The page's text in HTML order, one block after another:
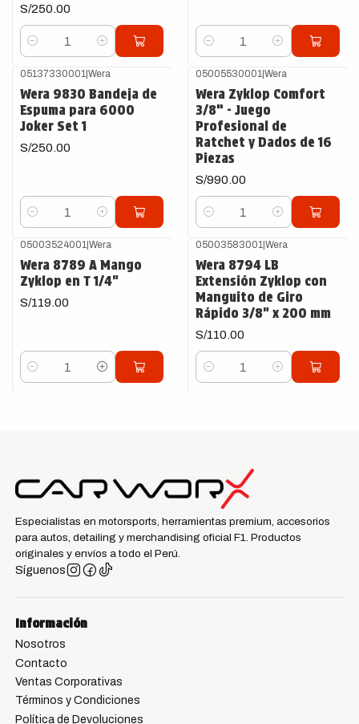
S/250.00
Cantidad Cantidad
05137330001 |Wera
Wera 9830 Bandeja de
Espuma para 6000
Joker Set 1
S/250.00
Cantidad
05005530001 |Wera
Wera Zyklop Comfort
3/8” - Juego
Profesional de
Ratchet y Dados de 16
Piezas
S/990.00
Cantidad
05003524001 |Wera
Wera 8789 A Mango
Zyklop en T 1/4"
S/119.00
Cantidad
05003583001 |Wera
Wera 8794 LB
Extensión Zyklop con
Manguito de Giro
Rápido 3/8" x 200 mm
S/110.00
Cantidad
Especialistas en motorsports, herramientas premium, accesorios
para autos, detailing y merchandising oficial F1. Productos
originales y envíos a todo el Perú.
Síguenos
Información
Nosotros
Contacto
Ventas Corporativas
Términos y Condiciones
Política de Devoluciones